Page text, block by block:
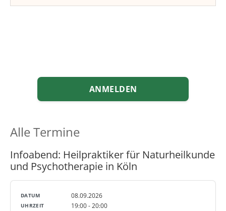
ANMELDEN
Alle Termine
Infoabend: Heilpraktiker für Naturheilkunde
und Psychotherapie in Köln
08.09.2026
19:00 - 20:00